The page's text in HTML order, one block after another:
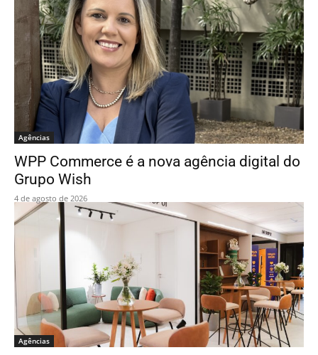
Agências
WPP Commerce é a nova agência digital do
Grupo Wish
4 de agosto de 2026
Agências